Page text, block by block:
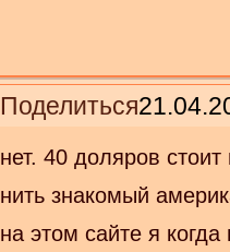
Поделиться
нет. 40 доляров
нить знакомый
на этом сайте я